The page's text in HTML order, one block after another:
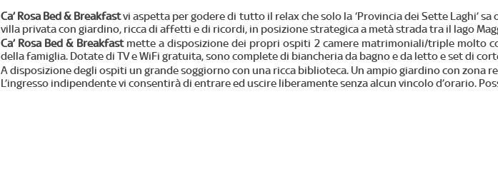
Ca’ Rosa Bed & Breakfastvi aspetta per godere di tutto il relax che solo la ‘Provincia dei Sette Laghi’
villa privata con giardino, ricca di affetti e di ricordi, in posizione strategica a metà strada tra il lago
Ca’ Rosa Bed & Breakfastmette a disposizione dei propri ospiti 2 camere matrimoniali/triple molto
della famiglia. Dotate di TV e WiFi gratuita, sono complete di biancheria da bagno e da letto e set di
A disposizione degli ospiti un grande soggiorno con una ricca biblioteca. Un ampio giardino con zona
L’ingresso indipendente vi consentirà di entrare ed uscire liberamente senza alcun vincolo d’orario.